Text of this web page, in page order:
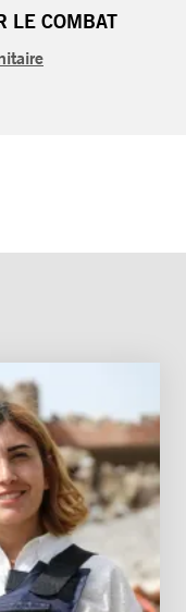
LE COMBAT